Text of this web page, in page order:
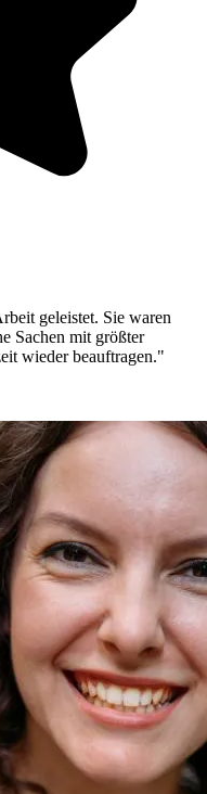
geleistet. Sie waren
Sachen mit größter
wieder beauftragen."